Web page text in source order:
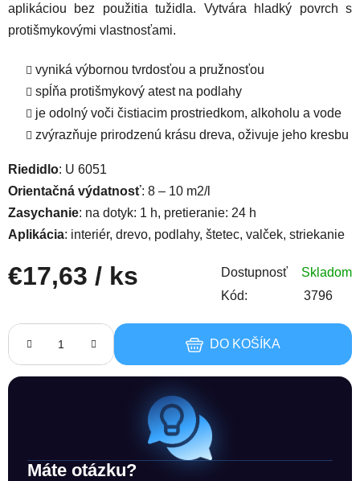
aplikáciou bez použitia tužidla. Vytvára hladký povrch s
protišmykovými vlastnosťami.
vyniká výbornou tvrdosťou a pružnosťou
spĺňa protišmykový atest na podlahy
je odolný voči čistiacim prostriedkom, alkoholu a vode
zvýrazňuje prirodzenú krásu dreva, oživuje jeho kresbu
Riedidlo: U 6051
Orientačná výdatnosť: 8 – 10 m2/l
Zasychanie: na dotyk: 1 h, pretieranie: 24 h
Aplikácia: interiér, drevo, podlahy, štetec, valček, striekanie
€17,63 / ks Dostupnosť
Skladom
Kód:
3796
DO KOŠÍKA
Máte otázku?